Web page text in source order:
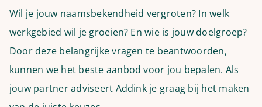
Wil je jouw naamsbekendheid vergroten? In welk
werkgebied wil je groeien? En wie is jouw doelgroep?
Door deze belangrijke vragen te beantwoorden,
kunnen we het beste aanbod voor jou bepalen. Als
jouw partner adviseert Addink je graag bij het maken